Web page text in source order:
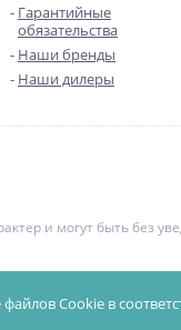
Гарантийные
обязательства
Наши бренды
Наши дилеры
и могут быть
у менеджеров.
Cookie в